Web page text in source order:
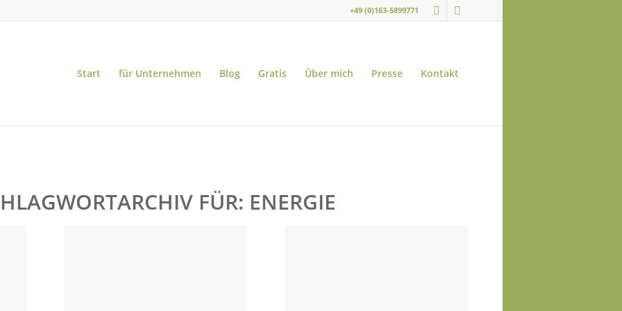
+49 (0)163-5899771
Start für Unternehmen Blog Gratis Über mich Presse Kontakt
FÜR: ENERGIE